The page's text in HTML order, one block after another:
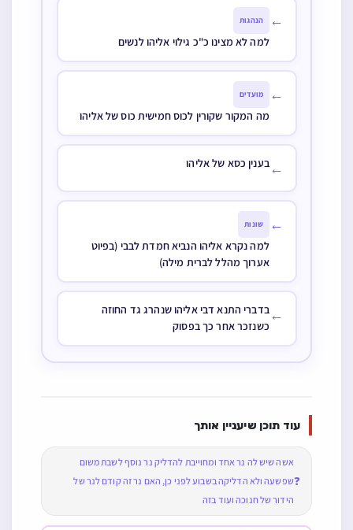
← הנהגות
למה לא מצינו כ"כ גילוי אליהו לנשים
← מועדים
מה המקור שקורין לכוס חמישית כוס של אליהו
←בענין כסא של אליהו
← שונות
למה נקרא אליהו הנביא חמדת לבבי (בפיוט
אערוך מהלל לברית מילה)
←בדברי התנא דבי אליהו שנהרג גד החוזה
כשנזכר אחר כך בפסוק
עוד תוכן שיעניין אותך
❓
אשה שיש לה נר אחד ומחוייבת להדליק נר נוסף לשבת משום
שפשעה ולא הדליקה בשבוע לפני כן, האם נר זה קודם לנר של
הידור של חנוכה ועוד בזה